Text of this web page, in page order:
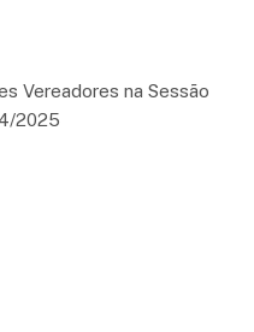
Vereadores na Sessão
2025